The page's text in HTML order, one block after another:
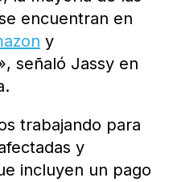
encuentran en
y
señaló Jassy en
trabajando para
y
incluyen un pago